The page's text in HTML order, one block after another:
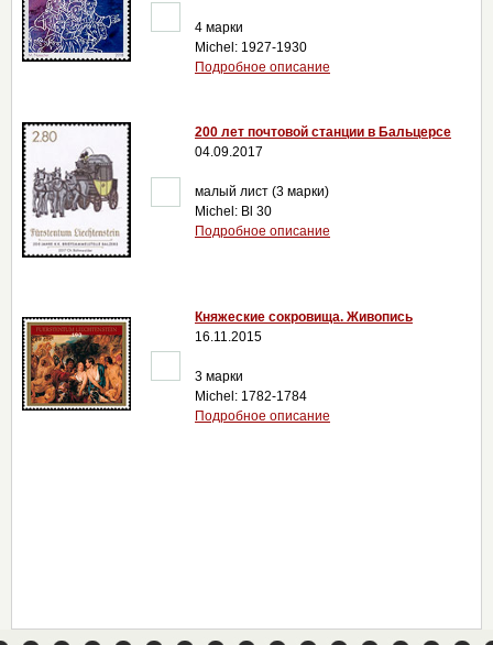
4 марки
Michel: 1927-1930
Подробное описание
200 лет почтовой станции в Бальцерсе
04.09.2017
малый лист (3 марки)
Michel: Bl 30
Подробное описание
Княжеские сокровища. Живопись
16.11.2015
3 марки
Michel: 1782-1784
Подробное описание